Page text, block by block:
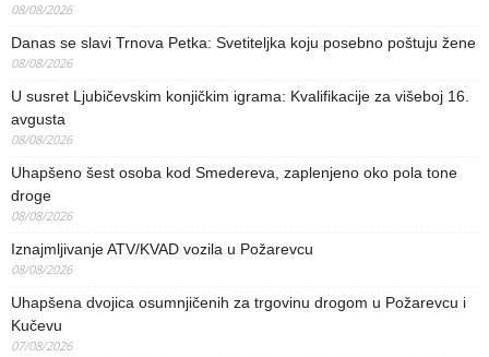
08/08/2026
Danas se slavi Trnova Petka: Svetiteljka koju posebno poštuju žene
08/08/2026
U susret Ljubičevskim konjičkim igrama: Kvalifikacije za višeboj 16.
avgusta
08/08/2026
Uhapšeno šest osoba kod Smedereva, zaplenjeno oko pola tone
droge
08/08/2026
Iznajmljivanje ATV/KVAD vozila u Požarevcu
08/08/2026
Uhapšena dvojica osumnjičenih za trgovinu drogom u Požarevcu i
Kučevu
07/08/2026